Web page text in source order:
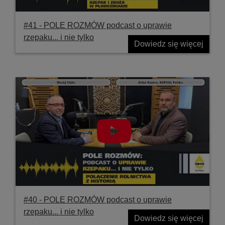
#41 ‐ POLE ROZMÓW podcast o uprawie
rzepaku... i nie tylko
Dowiedz się więcej
#40 ‐ POLE ROZMÓW podcast o uprawie
rzepaku... i nie tylko
Dowiedz się więcej